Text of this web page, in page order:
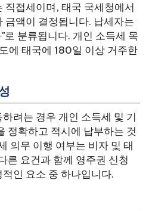
직접세이며, 태국 국세청에서
금액이 결정됩니다. 납세자는
로 분류됩니다. 개인 소득세 목
에 태국에 180일 이상 거주한
려는 경우 개인 소득세 및 기
정확하고 적시에 납부하는 것
의무 이행 여부는 비자 및 태
른 요건과 함께 영주권 신청
인 요소 중 하나입니다.